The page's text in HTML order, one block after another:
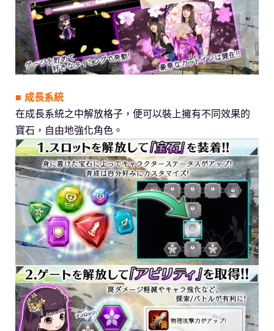
■ 成長系統
在成長系統之中解放格子，便可以裝上擁有不同效果的
寶石，自由地強化角色。